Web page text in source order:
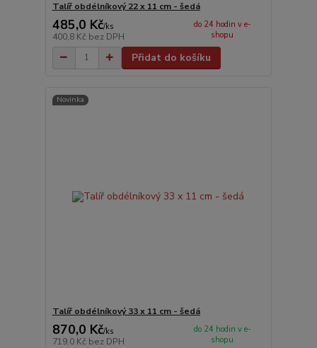
Talíř obdélníkový 22 x 11 cm - šedá
485,0 Kč/ks
400,8 Kč bez DPH
do 24 hodin v e-
shopu
Přidat do košíku
Novinka
Talíř obdélníkový 33 x 11 cm - šedá
870,0 Kč/ks
719,0 Kč bez DPH
do 24 hodin v e-
shopu